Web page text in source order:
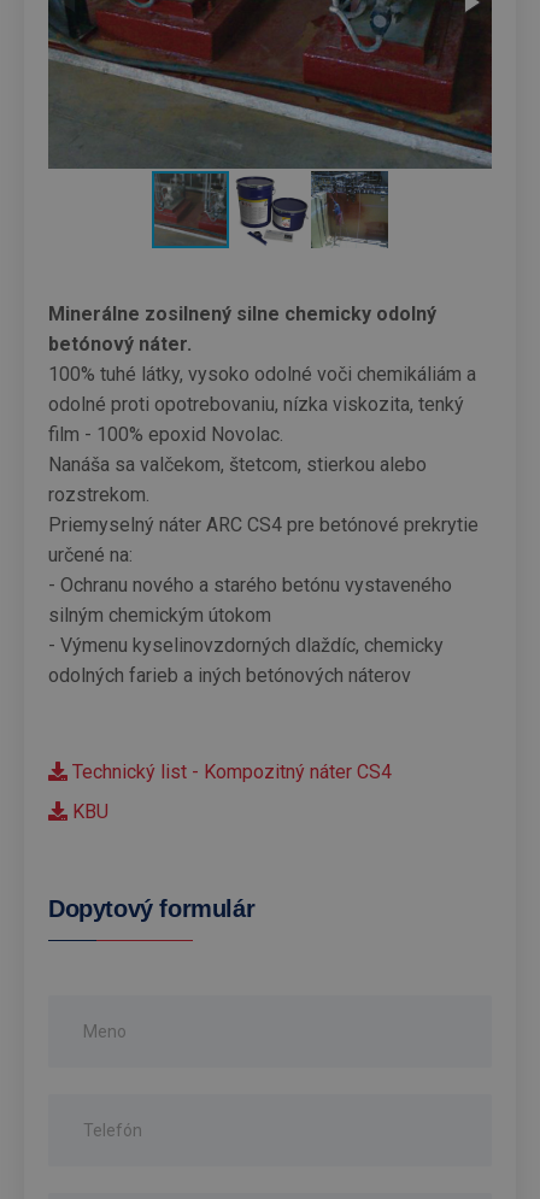
Minerálne zosilnený silne chemicky odolný
betónový náter.
100% tuhé látky, vysoko odolné voči chemikáliám a
odolné proti opotrebovaniu, nízka viskozita, tenký
film - 100% epoxid Novolac.
Nanáša sa valčekom, štetcom, stierkou alebo
rozstrekom.
Priemyselný náter ARC CS4 pre betónové prekrytie
určené na:
- Ochranu nového a starého betónu vystaveného
silným chemickým útokom
- Výmenu kyselinovzdorných dlaždíc, chemicky
odolných farieb a iných betónových náterov
Technický list - Kompozitný náter CS4
KBU
Dopytový formulár